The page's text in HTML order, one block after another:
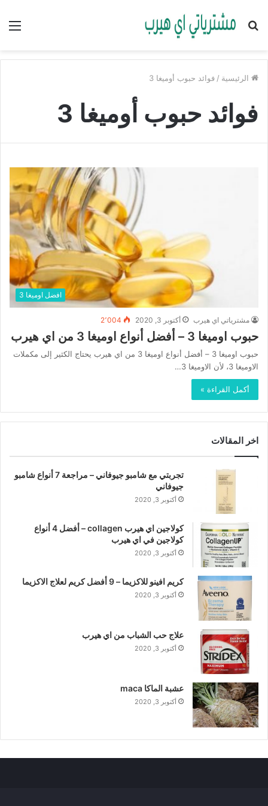
بحث
الرئيسية / فوائد حبوب أوميغا 3
فوائد حبوب أوميغا 3
افضل اوميغا 3
مشترياتي اي هيرب أكتوبر 3, 2020 2٬004
حبوب اوميغا 3 – أفضل أنواع اوميغا 3 من اي هيرب
حبوب اوميغا 3 – أفضل أنواع اوميغا 3 من اي هيرب يحتاج الكثير إلى مكملات
الاوميغا 3، لأن الاوميغا 3…
أكمل القراءة »
اخر المقالات
تجربتي مع شامبو جيوفاني – مراجعة 7 أنواع شامبو
جيوفاني
أكتوبر 3, 2020
كولاجين اي هيرب collagen – أفضل 4 أنواع
كولاجين في اي هيرب
أكتوبر 3, 2020
كريم افينو للاكزيما – 9 أفضل كريم لعلاج الاكزيما
أكتوبر 3, 2020
علاج حب الشباب من اي هيرب
أكتوبر 3, 2020
عشبة الماكا maca
أكتوبر 3, 2020